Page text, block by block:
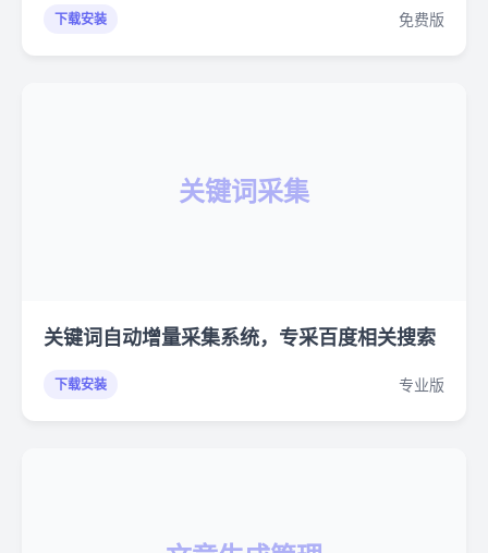
下载安装 免费版
关键词采集
关键词自动增量采集系统，专采百度相关搜索
下载安装 专业版